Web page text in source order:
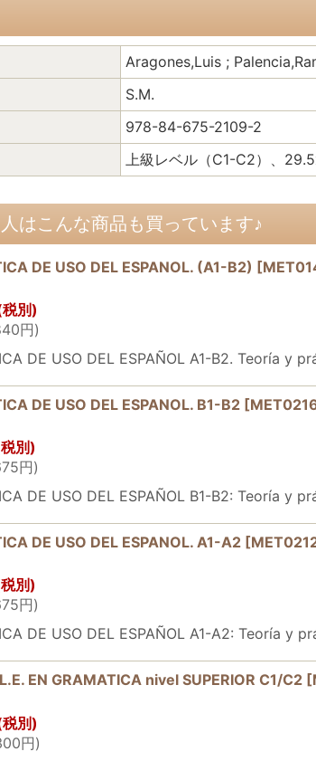
Aragones,Luis ;
S.M.
978-84-675-2109-2
上級レベル（C1-C2）、
はこんな商品も買っています♪
DE USO DEL ESPANOL. (A1-B2) [
別)
円)
DE USO DEL ESPAÑOL A1-B2. Teoría y
DE USO DEL ESPANOL. B1-B2 [
別)
円)
DE USO DEL ESPAÑOL B1-B2: Teoría y
DE USO DEL ESPANOL. A1-A2 [
別)
円)
DE USO DEL ESPAÑOL A1-A2: Teoría y
EN GRAMATICA nivel SUPERIOR C1/C2 [
別)
円)